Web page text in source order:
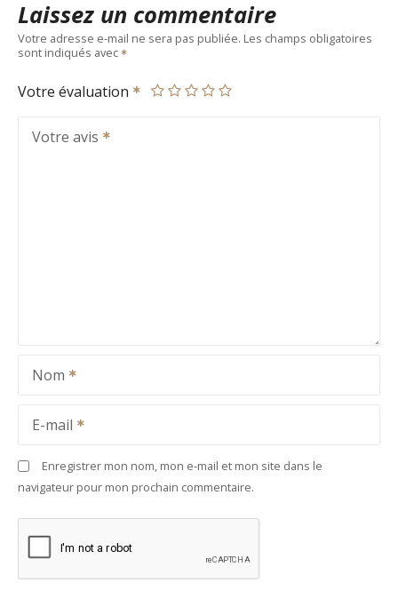
Laissez un commentaire
Votre adresse e-mail ne sera pas publiée. Les champs obligatoires
sont indiqués avec
Votre évaluation
Votre avis
Nom
E-mail
Enregistrer mon nom, mon e-mail et mon site dans le
navigateur pour mon prochain commentaire.